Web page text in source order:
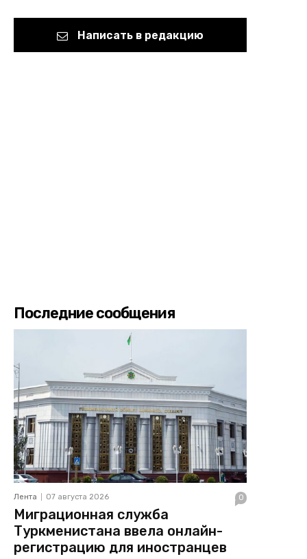
Написать в редакцию
Последние сообщения
Лента 07 августа 2026 0
Миграционная служба
Туркменистана ввела онлайн-
регистрацию для иностранцев